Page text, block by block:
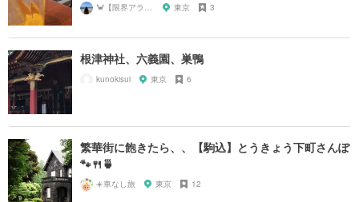
東京 3
根津神社、六義園、巣鴨
kunokisui 東京 6
繁華街に飽きたら、、【駒込】とうきょう下町さんぽ
🐾🍴🍵
☀️車なし旅 東京 12